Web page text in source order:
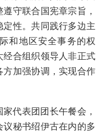
守联合国宪章宗旨，
性。共同践行多边主
和地区安全事务的权
合组织领导人非正式
加强协调，实现合作
代表团团长午餐会，
秘书绍伊古在内的多